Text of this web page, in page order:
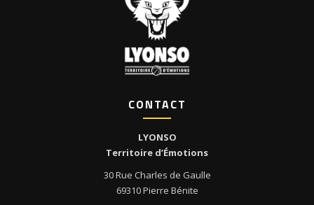
CONTACT
LYONSO
Territoire d’Émotions
30 Rue Charles de Gaulle
69310 Pierre Bénite